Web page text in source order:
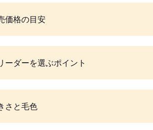
価格の目安
ーダーを選ぶポイント
さと毛色